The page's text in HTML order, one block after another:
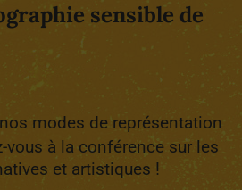
sensible de
modes de représentation
vous à la conférence sur les
et artistiques !